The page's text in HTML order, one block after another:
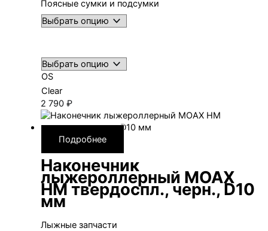
Поясные сумки и подсумки
OS
Clear
2 790 ₽
Подробнее
Наконечник
лыжероллерный MOAX
HM твердоспл., черн., D10
мм
Лыжные запчасти